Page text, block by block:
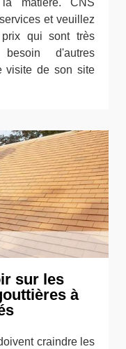
et veuillez
qui sont très
d'autres
visite de son site
sur les
à
craindre les